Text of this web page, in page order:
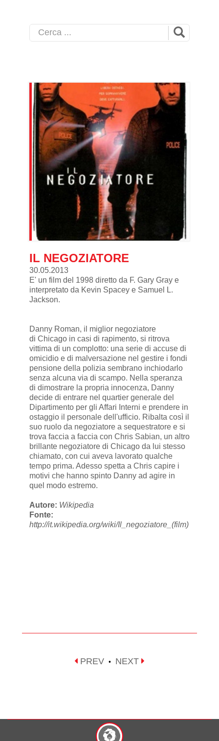
IL NEGOZIATORE
30.05.2013
E' un film del 1998 diretto da F. Gary Gray e
interpretato da Kevin Spacey e Samuel L.
Jackson.
Danny Roman, il miglior negoziatore
di Chicago in casi di rapimento, si ritrova
vittima di un complotto: una serie di accuse di
omicidio e di malversazione nel gestire i fondi
pensione della polizia sembrano inchiodarlo
senza alcuna via di scampo. Nella speranza
di dimostrare la propria innocenza, Danny
decide di entrare nel quartier generale del
Dipartimento per gli Affari Interni e prendere in
ostaggio il personale dell'ufficio. Ribalta così il
suo ruolo da negoziatore a sequestratore e si
trova faccia a faccia con Chris Sabian, un altro
brillante negoziatore di Chicago da lui stesso
chiamato, con cui aveva lavorato qualche
tempo prima. Adesso spetta a Chris capire i
motivi che hanno spinto Danny ad agire in
quel modo estremo.
Autore: Wikipedia
Fonte:
http://it.wikipedia.org/wiki/Il_negoziatore_(film)
PREV • NEXT